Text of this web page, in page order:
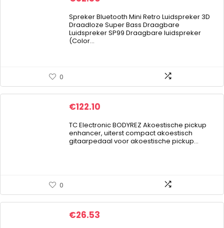
Spreker Bluetooth Mini Retro Luidspreker 3D
Draadloze Super Bass Draagbare
Luidspreker SP99 Draagbare luidspreker
(Color…
0
€122.10
TC Electronic BODYREZ Akoestische pickup
enhancer, uiterst compact akoestisch
gitaarpedaal voor akoestische pickup…
0
€26.53